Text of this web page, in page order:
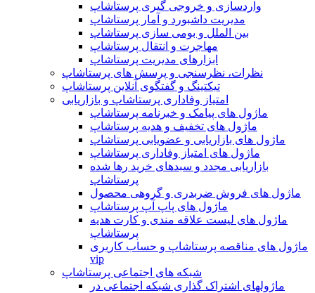
واردسازی و خروجی گیری پرستاشاپ
مدیریت داشبورد و آمار پرستاشاپ
بین الملل و بومی سازی پرستاشاپ
مهاجرت و انتقال پرستاشاپ
ابزارهای مدیریت پرستاشاپ
نظرات، نظرسنجی و پرسش های پرستاشاپ
تیکتینگ و گفتگوی آنلاین پرستاشاپ
امتیاز وفاداری پرستاشاپ و بازاریابی
ماژول های پیامک و خبرنامه پرستاشاپ
ماژول های تخفیف و هدیه پرستاشاپ
ماژول های بازاریابی و عضویابی پرستاشاپ
ماژول های امتیاز وفاداری پرستاشاپ
بازاریابی مجدد و سبدهای خرید رها شده
پرستاشاپ
ماژول های فروش ضربدری و گروهی محصول
ماژول های پاپ آپ پرستاشاپ
ماژول های لیست علاقه مندی و کارت هدیه
پرستاشاپ
ماژول های مناقصه پرستاشاپ و حساب کاربری
vip
شبکه های اجتماعی پرستاشاپ
ماژولهای اشتراک‌ گذاری شبکه اجتماعی در